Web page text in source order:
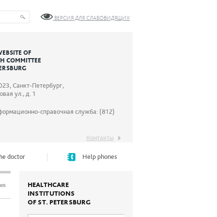
ВЕРСИЯ ДЛЯ СЛАБОВИДЯЩИХ
OF
COMMITTEE
Санкт-Петербург,
ул., д. 1
справочная служба: (812)
Контакты
doctor Help phones
HEALTHCARE
INSTITUTIONS
OF ST. PETERSBURG